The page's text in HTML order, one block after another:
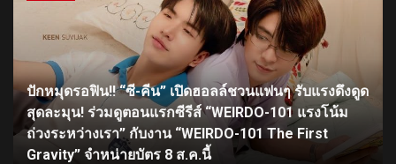
ปักหมุดรอฟิน!! “ซี-คีน” เปิดฮอลล์ชวนแฟนๆ รับแรงดึงดูด
สุดละมุน! ร่วมดูตอนแรกซีรีส์ “WEIRDO-101 แรงโน้ม
ถ่วงระหว่างเรา” กับงาน “WEIRDO-101 The First
Gravity” จำหน่ายบัตร 8 ส.ค.นี้